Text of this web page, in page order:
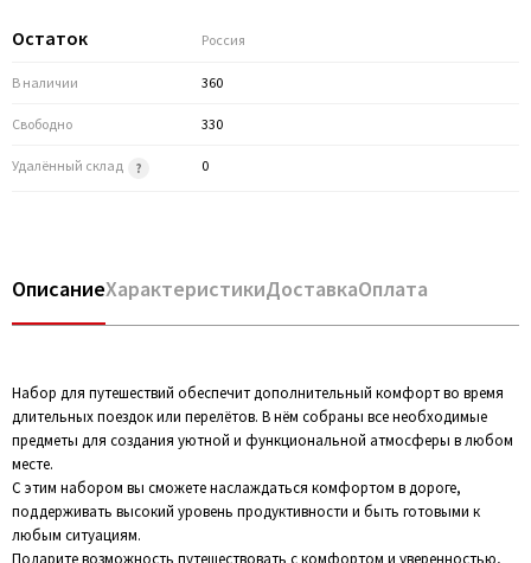
Остаток Россия
В наличии 360
Свободно 330
Удалённый склад 0
ОписаниеХарактеристикиДоставкаОплата
Набор для путешествий обеспечит дополнительный комфорт во время
длительных поездок или перелётов. В нём собраны все необходимые
предметы для создания уютной и функциональной атмосферы в любом
месте.
С этим набором вы сможете наслаждаться комфортом в дороге,
поддерживать высокий уровень продуктивности и быть готовыми к
любым ситуациям.
Подарите возможность путешествовать с комфортом и уверенностью,